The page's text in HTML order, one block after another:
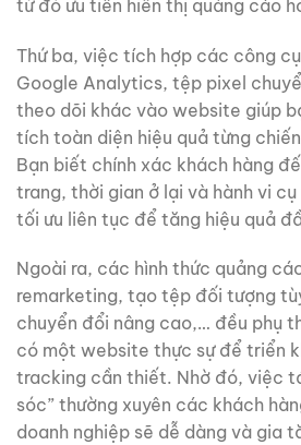
từ đó ưu tiên hiển thị quảng cáo
Thứ ba, việc tích hợp các công
Google Analytics, tệp pixel
theo dõi khác vào website giúp
tích toàn diện hiệu quả từng
Bạn biết chính xác khách hàng
trang, thời gian ở lại và hành vi
tối ưu liên tục để tăng hiệu quả
Ngoài ra, các hình thức quảng
remarketing, tạo tệp đối tượng
chuyển đổi nâng cao,… đều phụ
có một website thực sự để triển
tracking cần thiết. Nhờ đó, việc
sóc” thường xuyên các khách
doanh nghiệp sẽ dễ dàng và gia